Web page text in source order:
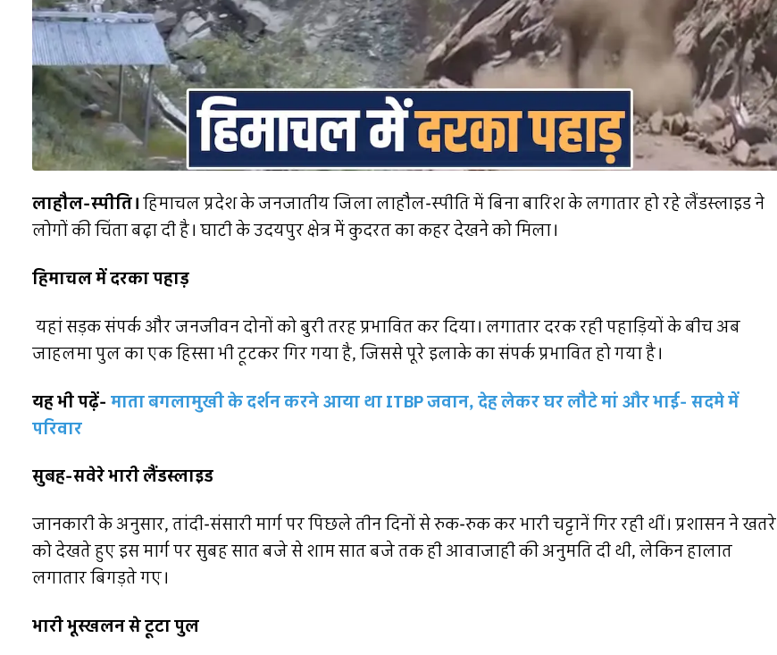
लाहौल-स्पीति।हिमाचल प्रदेश के जनजातीय जिला लाहौल-स्पीति में बिना बारिश के लगातार हो रहे लैंडस्लाइड ने
लोगों की चिंता बढ़ा दी है। घाटी के उदयपुर क्षेत्र में कुदरत का कहर देखने को मिला।
हिमाचल में दरका पहाड़
यहां सड़क संपर्क और जनजीवन दोनों को बुरी तरह प्रभावित कर दिया। लगातार दरक रही पहाड़ियों के बीच अब
जाहलमा पुल का एक हिस्सा भी टूटकर गिर गया है, जिससे पूरे इलाके का संपर्क प्रभावित हो गया है।
यह भी पढ़ें- माता बगलामुखी के दर्शन करने आया था ITBP जवान, देह लेकर घर लौटे मां और भाई- सदमे में
परिवार
सुबह-सवेरे भारी लैंडस्लाइड
जानकारी के अनुसार, तांदी-संसारी मार्ग पर पिछले तीन दिनों से रुक-रुक कर भारी चट्टानें गिर रही थीं। प्रशासन ने खतरे
को देखते हुए इस मार्ग पर सुबह सात बजे से शाम सात बजे तक ही आवाजाही की अनुमति दी थी, लेकिन हालात
लगातार बिगड़ते गए।
भारी भूस्खलन से टूटा पुल